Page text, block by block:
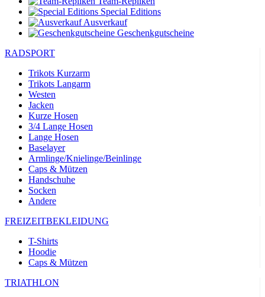
Special Editions
Ausverkauf
Geschenkgutscheine
RADSPORT
Trikots Kurzarm
Trikots Langarm
Westen
Jacken
Kurze Hosen
3/4 Lange Hosen
Lange Hosen
Baselayer
Armlinge/Knielinge/Beinlinge
Caps & Mützen
Handschuhe
Socken
Andere
FREIZEITBEKLEIDUNG
T-Shirts
Hoodie
Caps & Mützen
TRIATHLON